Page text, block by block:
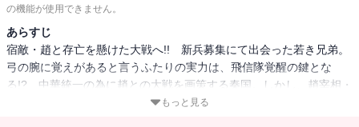
の機能が使用できません。
あらすじ
宿敵・趙と存亡を懸けた大戦へ!! 新兵募集にて出会った若き兄弟。
弓の腕に覚えがあると言うふたりの実力は、飛信隊覚醒の鍵とな
る!? 中華統一の為に趙との大戦を画策する秦国。しかし、趙宰相・
李牧の実力を前に打つ手が見出せない。一大決戦を前に勝利の絵図
もっと見る